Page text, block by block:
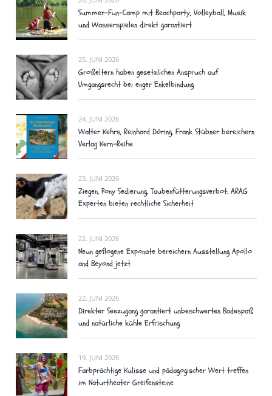
Summer-Fun-Camp mit Beachparty, Volleyball, Musik
und Wasserspielen direkt garantiert
25. JUNI 2026
Großeltern haben gesetzlichen Anspruch auf
Umgangsrecht bei enger Enkelbindung
24. JUNI 2026
Walter Kehrs, Reinhard Döring, Frank Stübner bereichern
Verlag Kern-Reihe
23. JUNI 2026
Ziegen, Pony Sedierung, Taubenfütterungsverbot: ARAG
Experten bieten rechtliche Sicherheit
22. JUNI 2026
Neun geflogene Exponate bereichern Ausstellung Apollo
and Beyond jetzt
22. JUNI 2026
Direkter Seezugang garantiert unbeschwerten Badespaß
und natürliche kühle Erfrischung
19. JUNI 2026
Farbprächtige Kulisse und pädagogischer Wert treffen
im Naturtheater Greifensteine